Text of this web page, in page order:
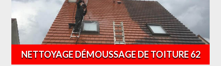
NETTOYAGE DÉMOUSSAGE DE TOITURE 62